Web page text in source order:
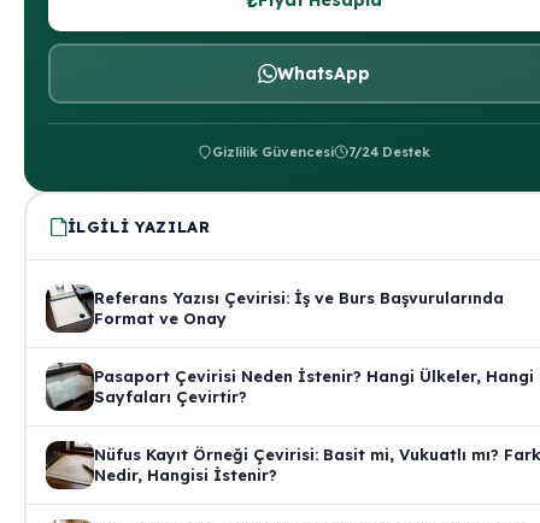
WhatsApp
Gizlilik Güvencesi 7/24 Destek
İLGILI YAZILAR
Referans Yazısı Çevirisi: İş ve Burs Başvurularında
Format ve Onay
Pasaport Çevirisi Neden İstenir? Hangi Ülkeler, Hangi
Sayfaları Çevirtir?
Nüfus Kayıt Örneği Çevirisi: Basit mi, Vukuatlı mı? Fark
Nedir, Hangisi İstenir?